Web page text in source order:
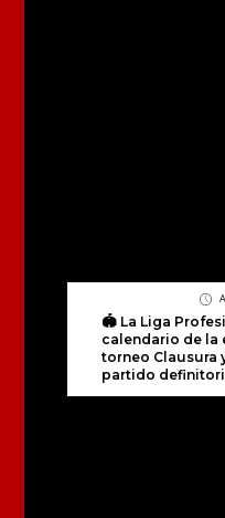
🏟️ La Liga
calendario de la
torneo Clausura
partido